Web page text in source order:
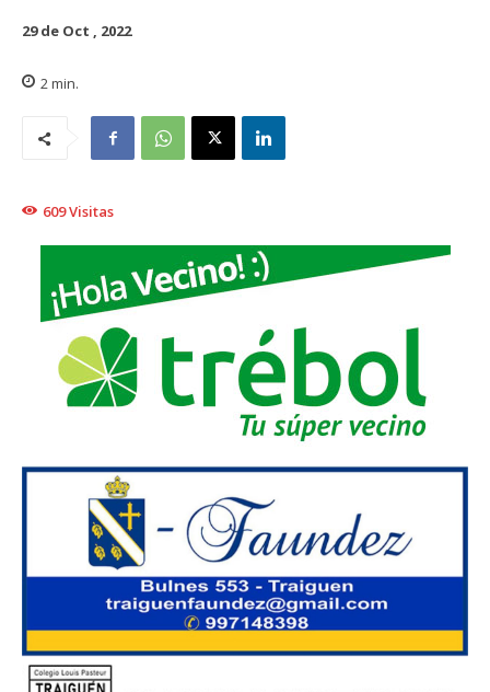
29 de Oct , 2022
2 min.
609Visitas